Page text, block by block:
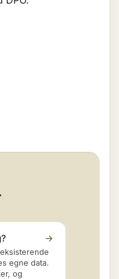
→
egne data.
og